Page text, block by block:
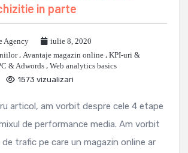
in parte
Agency
iulie 8, 2020
, Avantaje magazin online , KPI-uri &
& Adwords , Web analytics basics
1573 vizualizari
articol, am vorbit despre cele 4 etape
de performance media. Am vorbit
trafic pe care un magazin online ar